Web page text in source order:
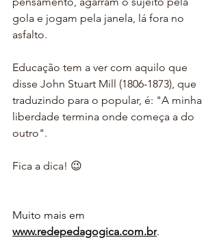
gola e jogam pela janela, lá fora no
asfalto.
Educação tem a ver com aquilo que
disse John Stuart Mill (1806-1873), que
traduzindo para o popular, é: "A minha
liberdade termina onde começa a do
outro".
Fica a dica! 😉
Muito mais em
www.redepedagogica.com.br.